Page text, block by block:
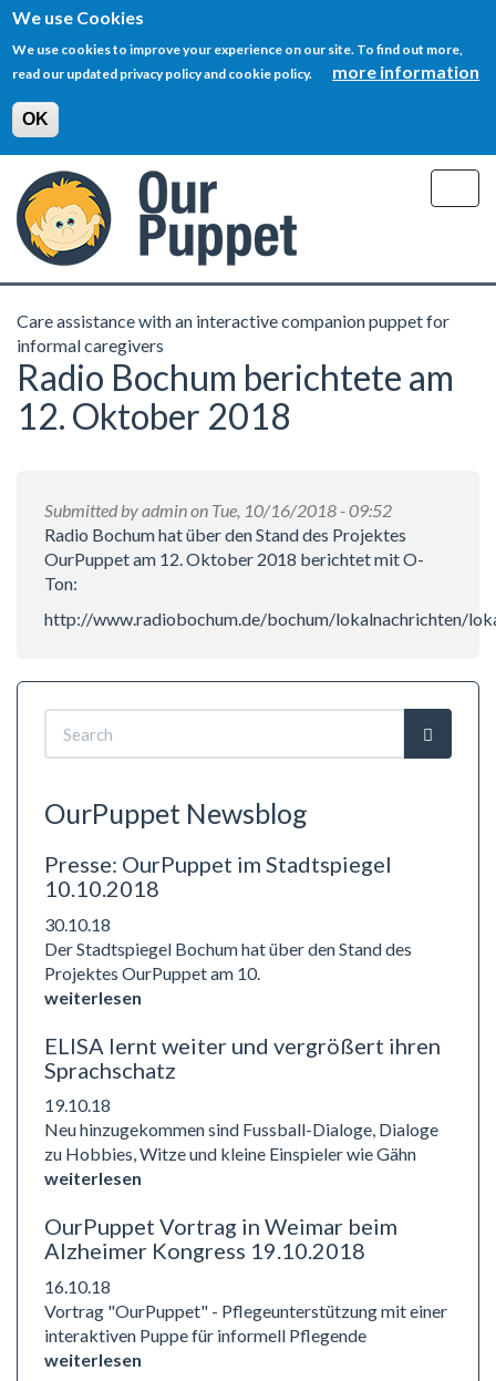
We use Cookies
We use cookies to improve your experience on our site. To find out more,
read our updated privacy policy and cookie policy.
more information
OK
main
content
Care assistance with an interactive companion puppet for
informal caregivers
Radio Bochum berichtete am
12. Oktober 2018
Submitted byadminon Tue, 10/16/2018 - 09:52
Radio Bochum hat über den Stand des Projektes
OurPuppet am 12. Oktober 2018 berichtet mit O-
Ton:
http://www.radiobochum.de/bochum/lokalnachrichten/
Search
form
OurPuppet Newsblog
Presse: OurPuppet im Stadtspiegel
10.10.2018
30.10.18
Der Stadtspiegel Bochum hat über den Stand des
Projektes OurPuppet am 10.
weiterlesen
ELISA lernt weiter und vergrößert ihren
Sprachschatz
19.10.18
Neu hinzugekommen sind Fussball-Dialoge, Dialoge
zu Hobbies, Witze und kleine Einspieler wie Gähn
weiterlesen
OurPuppet Vortrag in Weimar beim
Alzheimer Kongress 19.10.2018
16.10.18
Vortrag "OurPuppet" - Pflegeunterstützung mit einer
interaktiven Puppe für informell Pflegende
weiterlesen